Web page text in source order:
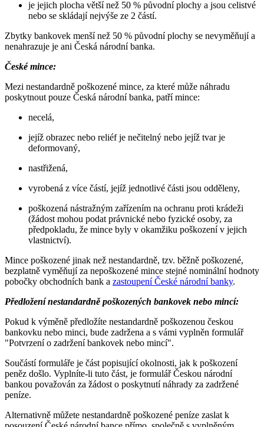
je jejich plocha větší než 50 % původní plochy a jsou celistvé
nebo se skládají nejvýše ze 2 částí.
Zbytky bankovek menší než 50 % původní plochy se nevyměňují a
nenahrazuje je ani Česká národní banka.
České mince:
Mezi nestandardně poškozené mince, za které může náhradu
poskytnout pouze Česká národní banka, patří mince:
necelá,
jejíž obrazec nebo reliéf je nečitelný nebo jejíž tvar je
deformovaný,
nastřižená,
vyrobená z více částí, jejíž jednotlivé části jsou odděleny,
poškozená nástražným zařízením na ochranu proti krádeži
(žádost mohou podat právnické nebo fyzické osoby, za
předpokladu, že mince byly v okamžiku poškození v jejich
vlastnictví).
Mince poškozené jinak než nestandardně, tzv. běžně poškozené,
bezplatně vyměňují za nepoškozené mince stejné nominální hodnoty
pobočky obchodních bank a zastoupení České národní banky.
Předložení nestandardně poškozených bankovek nebo mincí:
Pokud k výměně předložíte nestandardně poškozenou českou
bankovku nebo minci, bude zadržena a s vámi vyplněn formulář
"Potvrzení o zadržení bankovek nebo mincí".
Součástí formuláře je část popisující okolnosti, jak k poškození
peněz došlo. Vyplníte-li tuto část, je formulář Českou národní
bankou považován za žádost o poskytnutí náhrady za zadržené
peníze.
Alternativně můžete nestandardně poškozené peníze zaslat k